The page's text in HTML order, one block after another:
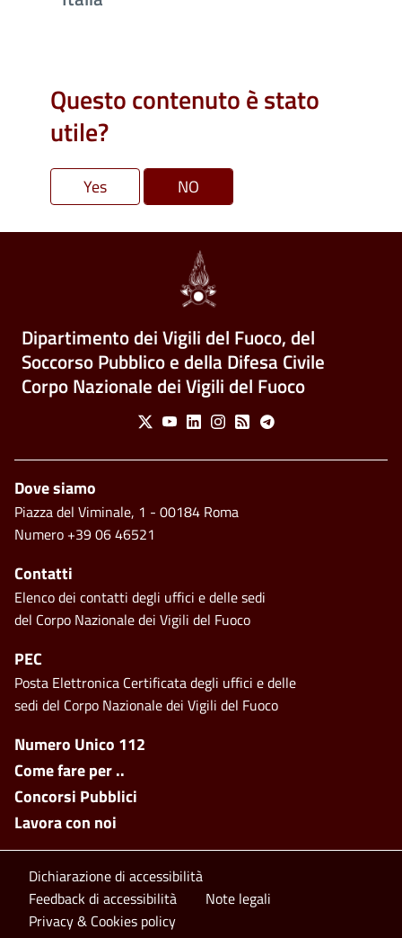
Questo contenuto è stato
utile?
Dipartimento dei Vigili del Fuoco, del
Soccorso Pubblico e della Difesa Civile
Corpo Nazionale dei Vigili del Fuoco
Social Menu
X YoutubeLinkedinInstagram
Feed Telegram
Footer side menu
Numero Unico 112
Come fare per ..
Concorsi Pubblici
Lavora con noi
Footer
Dove siamo
Piazza del Viminale, 1 - 00184 Roma
Numero +39 06 46521
Contatti
Elenco dei contatti degli uffici e delle sedi
del Corpo Nazionale dei Vigili del Fuoco
PEC
Posta Elettronica Certificata degli uffici e delle
sedi del Corpo Nazionale dei Vigili del Fuoco
Footer bottom
Dichiarazione di accessibilità
Feedback di accessibilità
Note legali
Privacy & Cookies policy